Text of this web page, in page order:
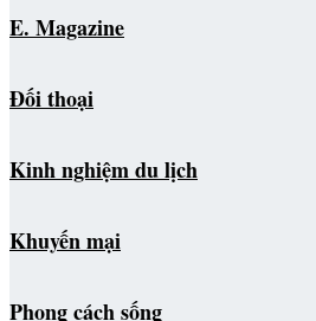
E. Magazine
Đối thoại
Kinh nghiệm du lịch
Khuyến mại
Phong cách sống